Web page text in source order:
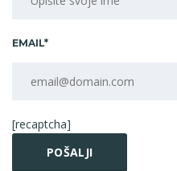
EMAIL*
[recaptcha]